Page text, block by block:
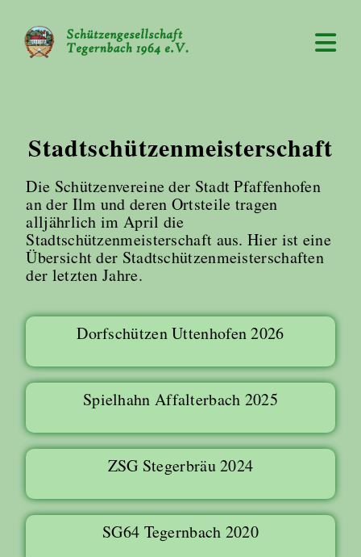
Stadtschützenmeisterschaft
Die Schützenvereine der Stadt Pfaffenhofen
an der Ilm und deren Ortsteile tragen
alljährlich im April die
Stadtschützenmeisterschaft aus. Hier ist eine
Übersicht der Stadtschützenmeisterschaften
der letzten Jahre.
Dorfschützen Uttenhofen 2026
Spielhahn Affalterbach 2025
ZSG Stegerbräu 2024
SG64 Tegernbach 2020